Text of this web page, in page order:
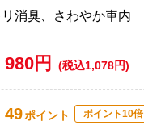
消臭、さわやか車内
980円 (税込1,078円)
49ポイント ポイント10倍